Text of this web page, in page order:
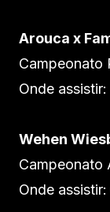
Arouca x
Campeonato
Onde
Wehen
Campeonato
Onde